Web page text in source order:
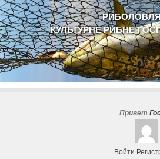
КУЛЬТУРНЕ РИБНЕ
Привет
Войти